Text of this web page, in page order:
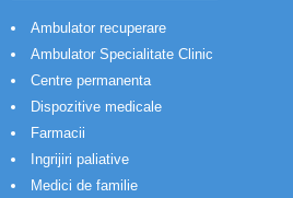
Ambulator recuperare
Ambulator Specialitate Clinic
Centre permanenta
Dispozitive medicale
Farmacii
Ingrijiri paliative
Medici de familie